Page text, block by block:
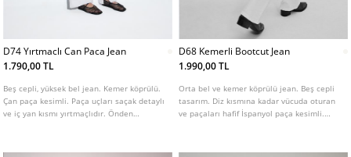
D74 Yırtmaclı Can Paca Jean
1.790,00 TL
Beş cepli, yüksek bel jean. Kemer köprülü.
Çan paça kesimli. Paça uçları saçak detaylı
ve iç yan kısmı yırtmaçlıdır. Önden
D68 Kemerli Bootcut Jean
1.990,00 TL
Orta bel ve kemer köprülü jean. Beş cepli
tasarım. Diz kısmına kadar vücuda oturan
ve paçaları hafif İspanyol paça kesimli.
Çeşitli renklerde mevcuttur.